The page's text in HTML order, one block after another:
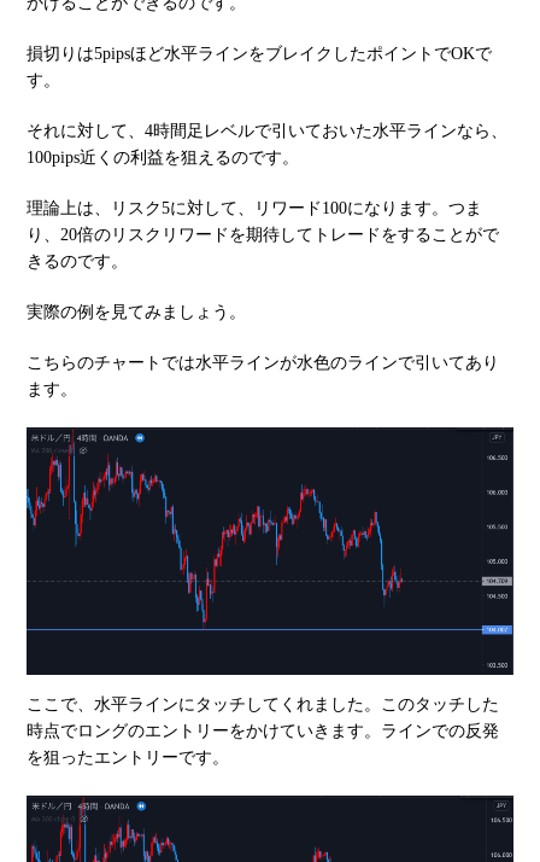
損切りは5pipsほど水平ラインをブレイクしたポイントでOKで
す。
それに対して、4時間足レベルで引いておいた水平ラインなら、
100pips近くの利益を狙えるのです。
理論上は、リスク5に対して、リワード100になります。つま
り、20倍のリスクリワードを期待してトレードをすることがで
きるのです。
実際の例を見てみましょう。
こちらのチャートでは水平ラインが水色のラインで引いてあり
ます。
ここで、水平ラインにタッチしてくれました。このタッチした
時点でロングのエントリーをかけていきます。ラインでの反発
を狙ったエントリーです。